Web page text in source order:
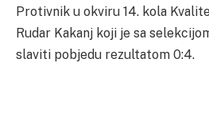
Protivnik u okviru 14. kola
Rudar Kakanj koji je sa
slaviti pobjedu rezultatom 0:4.